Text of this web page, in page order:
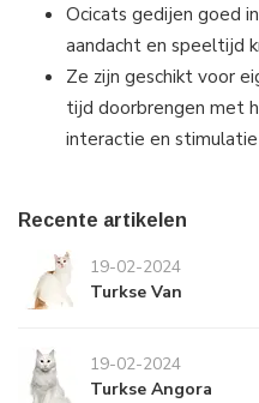
Ocicats gedijen goed
aandacht en speeltijd
Ze zijn geschikt voor
tijd doorbrengen met
interactie en
Recente artikelen
19-02-2024
Turkse Van
19-02-2024
Turkse Angora